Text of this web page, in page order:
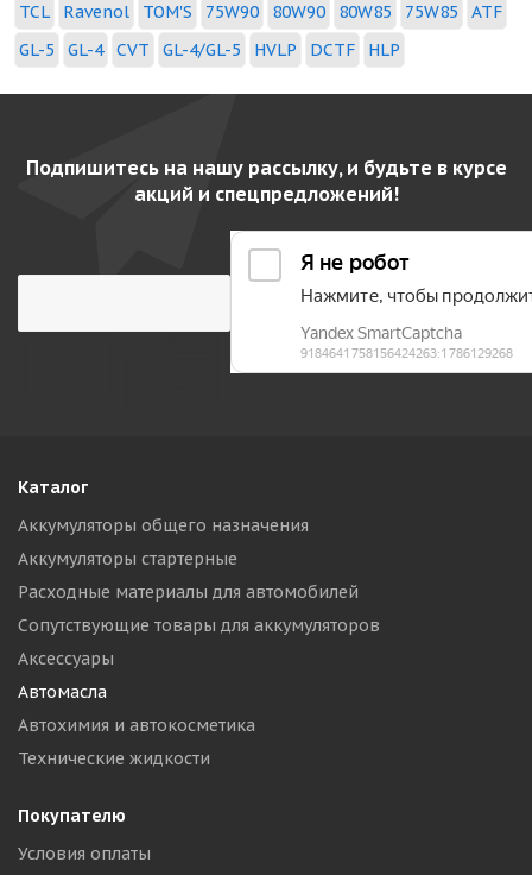
TCL
Ravenol TOM'S 75W90 80W90 80W85 75W85
ATF
GL-5
GL-4 CVT GL-4/GL-5 HVLP DCTF HLP
Подпишитесь на нашу рассылку, и будьте в курсе
акций и спецпредложений!
Каталог
Аккумуляторы общего назначения
Аккумуляторы стартерные
Расходные материалы для автомобилей
Сопутствующие товары для аккумуляторов
Аксессуары
Автомасла
Автохимия и автокосметика
Технические жидкости
Покупателю
Условия оплаты